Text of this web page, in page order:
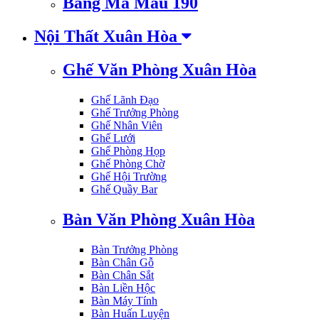
Nội Thất Xuân Hòa
Ghế Văn Phòng Xuân Hòa
Ghế Lãnh Đạo
Ghế Trưởng Phòng
Ghế Nhân Viên
Ghế Lưới
Ghế Phòng Họp
Ghế Phòng Chờ
Ghế Hội Trường
Ghế Quầy Bar
Bàn Văn Phòng Xuân Hòa
Bàn Trưởng Phòng
Bàn Chân Gỗ
Bàn Chân Sắt
Bàn Liền Hộc
Bàn Máy Tính
Bàn Huấn Luyện